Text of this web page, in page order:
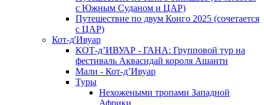
с Южным Суданом и ЦАР)
Путешествие по двум Конго 2025 (сочетается
с ЦАР)
Кот-д'Ивуар
КОТ-д’ИВУАР - ГАНА: Групповой тур на
фестиваль Аквасидай короля Ашанти
Мали - Кот-д’Ивуар
Туры
Нехожеными тропами Западной
Африки